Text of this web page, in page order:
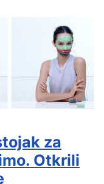
za
Otkrili